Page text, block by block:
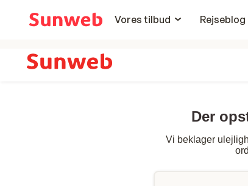
Vores tilbud
Rejseblog
Der
Vi beklager